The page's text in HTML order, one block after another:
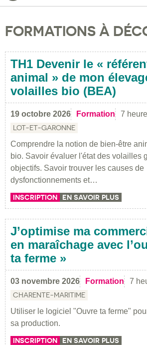
FORMATIONS À
TH1 Devenir le «
animal » de mon
volailles bio (BEA)
19 octobre 2026 Formation 7
LOT-ET-GARONNE
Comprendre la notion de bien-être
bio. Savoir évaluer l'état des volailles
objectifs. Savoir trouver les causes de
dysfonctionnements et…
INSCRIPTION EN SAVOIR PLUS
J’optimise ma
en maraîchage avec
ta ferme »
03 novembre 2026 Formation 7
CHARENTE-MARITIME
Utiliser le logiciel "Ouvre ta ferme"
sa production.
INSCRIPTION EN SAVOIR PLUS